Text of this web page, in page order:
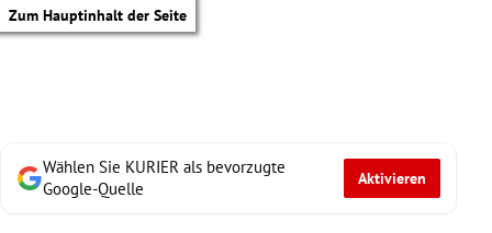
Zum Hauptinhalt der Seite
Wählen Sie KURIER als bevorzugte
Google-Quelle
Aktivieren